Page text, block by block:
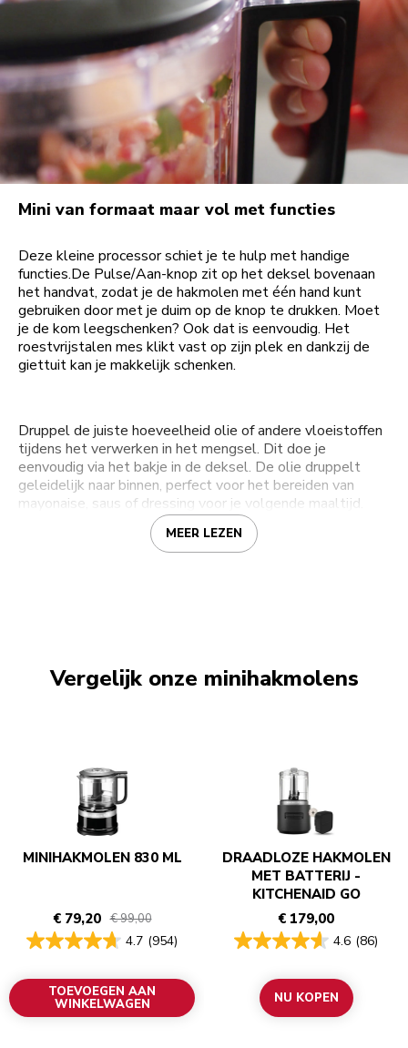
Mini van formaat maar vol met functies
Deze kleine processor schiet je te hulp met handige
functies.De Pulse/Aan-knop zit op het deksel bovenaan
het handvat, zodat je de hakmolen met één hand kunt
gebruiken door met je duim op de knop te drukken. Moet
je de kom leegschenken? Ook dat is eenvoudig. Het
roestvrijstalen mes klikt vast op zijn plek en dankzij de
giettuit kan je makkelijk schenken.
Druppel de juiste hoeveelheid olie of andere vloeistoffen
tijdens het verwerken in het mengsel. Dit doe je
eenvoudig via het bakje in de deksel. De olie druppelt
geleidelijk naar binnen, perfect voor het bereiden van
mayonaise, saus of dressing voor je volgende maaltijd.
MEER LEZEN
Vergelijk onze minihakmolens
MINIHAKMOLEN 830 ML
€ 79,20 € 99,00
4.7 (954)
TOEVOEGEN AAN
WINKELWAGEN
DRAADLOZE HAKMOLEN
MET BATTERIJ -
KITCHENAID GO
€ 179,00
4.6 (86)
NU KOPEN